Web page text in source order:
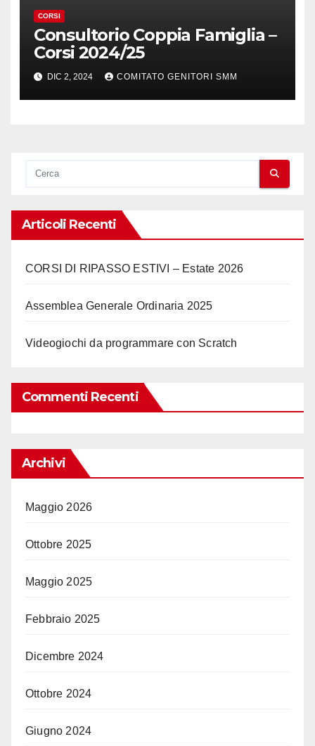
CORSI
Consultorio Coppia Famiglia –
Corsi 2024/25
DIC 2, 2024 COMITATO GENITORI SMM
Articoli Recenti
CORSI DI RIPASSO ESTIVI – Estate 2026
Assemblea Generale Ordinaria 2025
Videogiochi da programmare con Scratch
Commenti Recenti
Archivi
Maggio 2026
Ottobre 2025
Maggio 2025
Febbraio 2025
Dicembre 2024
Ottobre 2024
Giugno 2024